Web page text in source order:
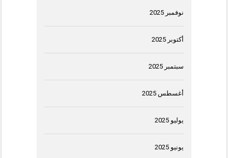
نوفمبر 2025
أكتوبر 2025
سبتمبر 2025
أغسطس 2025
يوليو 2025
يونيو 2025